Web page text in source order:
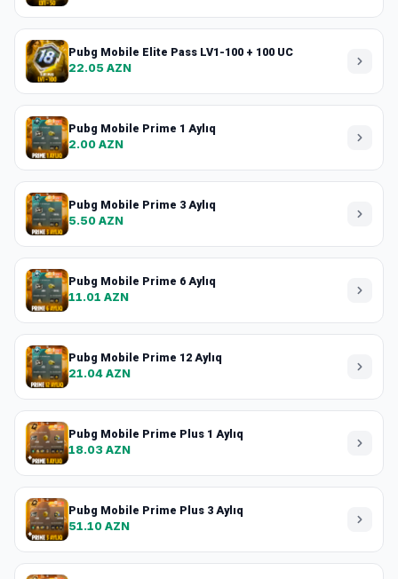
Pubg Mobile Elite Pass LV1-100 + 100 UC
22.05 AZN
Pubg Mobile Prime 1 Aylıq
2.00 AZN
Pubg Mobile Prime 3 Aylıq
5.50 AZN
Pubg Mobile Prime 6 Aylıq
11.01 AZN
Pubg Mobile Prime 12 Aylıq
21.04 AZN
Pubg Mobile Prime Plus 1 Aylıq
18.03 AZN
Pubg Mobile Prime Plus 3 Aylıq
51.10 AZN